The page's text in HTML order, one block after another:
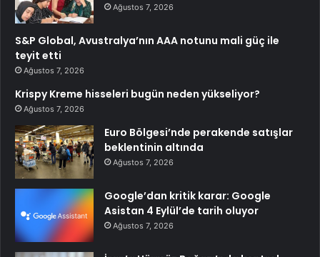
Ağustos 7, 2026
S&P Global, Avustralya’nın AAA notunu mali güç ile
teyit etti
Ağustos 7, 2026
Krispy Kreme hisseleri bugün neden yükseliyor?
Ağustos 7, 2026
Euro Bölgesi’nde perakende satışlar
beklentinin altında
Ağustos 7, 2026
Google’dan kritik karar: Google
Asistan 4 Eylül’de tarih oluyor
Ağustos 7, 2026